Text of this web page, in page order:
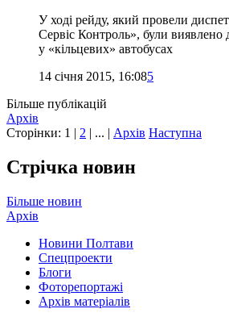
У ході рейду, який провели
Сервіс Контроль», були виявлено
у «кільцевих» автобусах
14 січня 2015, 16:085
Більше публікацій
Архів
Сторінки: 1 | 2 | ... | Архів Наступна
Стрічка новин
Більше новин
Архів
Новини Полтави
Спецпроекти
Блоги
Фоторепортажі
Архів матеріалів